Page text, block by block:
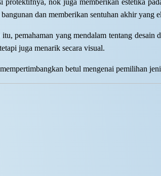
protektifnya, nok juga memberikan estetika
dan memberikan sentuhan akhir yang
pemahaman yang mendalam tentang
juga menarik secara visual.
betul mengenai pemilihan